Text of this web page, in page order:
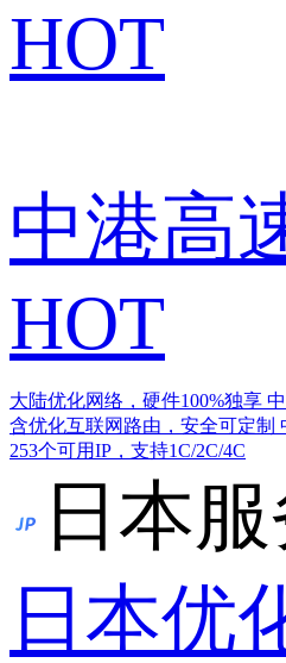
HOT
中港高
HOT
大陆优化网络，硬件100%独享
含优化互联网路由，安全可定制
253个可用IP，支持1C/2C/4C
日本
日本优